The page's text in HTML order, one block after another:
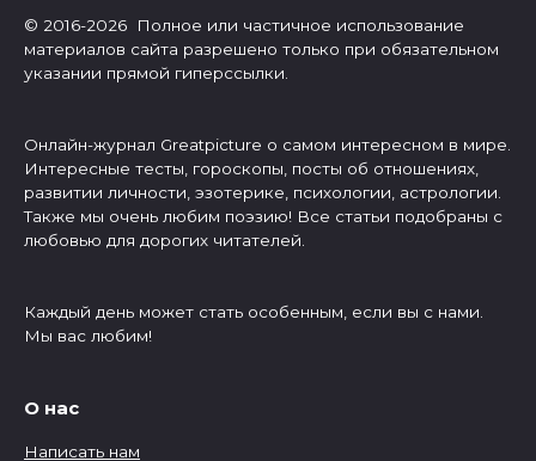
© 2016-2026 Полное или частичное использование
материалов сайта разрешено только при обязательном
указании прямой гиперссылки.
Онлайн-журнал Greatpicture о самом интересном в мире.
Интересные тесты, гороскопы, посты об отношениях,
развитии личности, эзотерике, психологии, астрологии.
Также мы очень любим поэзию! Все статьи подобраны с
любовью для дорогих читателей.
Каждый день может стать особенным, если вы с нами.
Мы вас любим!
О нас
Написать нам